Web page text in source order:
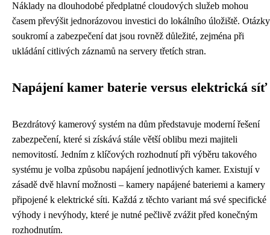
Náklady na dlouhodobé předplatné cloudových služeb mohou
časem převýšit jednorázovou investici do lokálního úložiště. Otázky
soukromí a zabezpečení dat jsou rovněž důležité, zejména při
ukládání citlivých záznamů na servery třetích stran.
Napájení kamer baterie versus elektrická síť
Bezdrátový kamerový systém na dům představuje moderní řešení
zabezpečení, které si získává stále větší oblibu mezi majiteli
nemovitostí. Jedním z klíčových rozhodnutí při výběru takového
systému je volba způsobu napájení jednotlivých kamer. Existují v
zásadě dvě hlavní možnosti – kamery napájené bateriemi a kamery
připojené k elektrické síti. Každá z těchto variant má své specifické
výhody i nevýhody, které je nutné pečlivě zvážit před konečným
rozhodnutím.